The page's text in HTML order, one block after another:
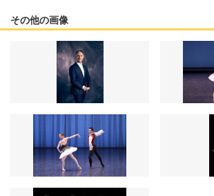
その他の画像